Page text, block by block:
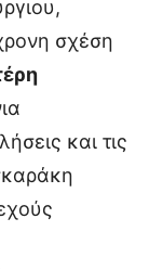
σχέση
και τις